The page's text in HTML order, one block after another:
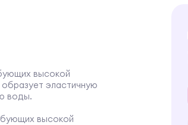
высокой
эластичную
воды.
высокой